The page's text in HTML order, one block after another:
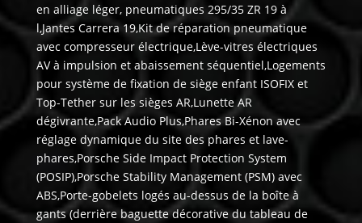
en alliage léger, pneumatiques 295/35 ZR 19 à
l,Jantes Carrera 19,Kit de réparation pneumatique
avec compresseur électrique,Lève-vitres électriques
AV à impulsion et abaissement séquentiel,Logements
pour système de fixation de siège enfant ISOFIX et
Top-Tether sur les sièges AR,Lunette AR
dégivrante,Pack Audio Plus,Phares Bi-Xénon avec
réglage dynamique du site des phares et lave-
phares,Porsche Side Impact Protection System
(POSIP),Porsche Stability Management (PSM) avec
ABS,Porte-gobelets logés au-dessus de la boîte à
gants (derrière baguette décorative du tableau de